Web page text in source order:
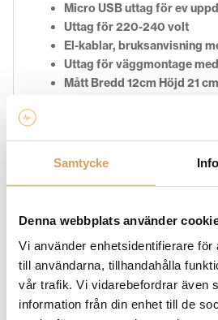
Samtycke
Denna webbplats använder
Vi använder enhetsidentifierare
till användarna, tillhandahålla
vår trafik. Vi vidarebefordrar även
information från din enhet till de
Micro USB uttag för ev
Uttag för 220-240 volt
El-kablar, bruksanvisning
Uttag för väggmontage
Mått Bredd 12cm Höjd 21
Färg